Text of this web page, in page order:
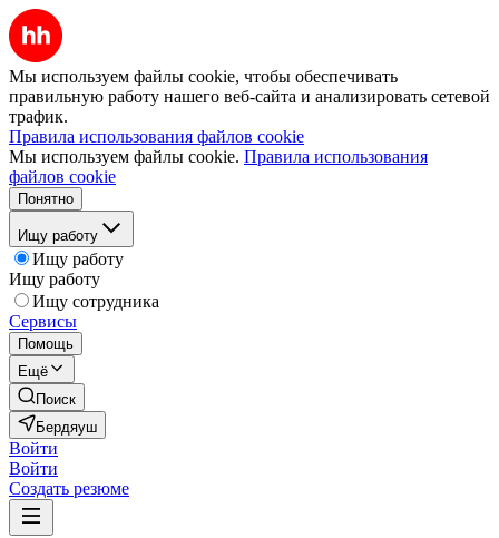
Мы используем файлы cookie, чтобы обеспечивать
правильную работу нашего веб-сайта и анализировать сетевой
трафик.
Правила использования файлов cookie
Мы используем файлы cookie. Правила использования
файлов cookie
Понятно
Ищу работу
Ищу работу
Ищу работу
Ищу сотрудника
Сервисы
Помощь
Ещё
Поиск
Бердяуш
Войти
Войти
Создать резюме